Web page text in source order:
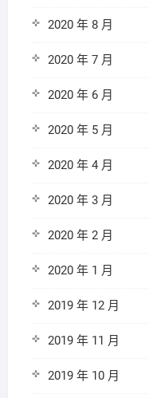
2020 年 8 月
2020 年 7 月
2020 年 6 月
2020 年 5 月
2020 年 4 月
2020 年 3 月
2020 年 2 月
2020 年 1 月
2019 年 12 月
2019 年 11 月
2019 年 10 月